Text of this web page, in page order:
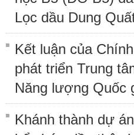
Lọc dầu Dung
Kết luận của
phát triển Trung
Năng lượng Quốc
Khánh thành dự